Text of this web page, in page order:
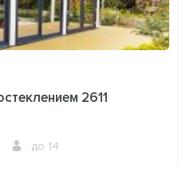
2611
до 14